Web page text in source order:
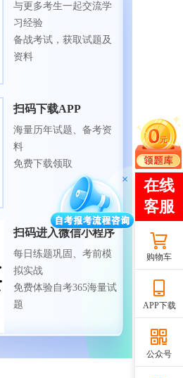
与更多考生一起交流学
习经验
备战考试，获取试题及
资料
扫码下载APP
海量历年试题、备考资
料
免费下载领取
扫码进入微信小程序
每日练题巩固、考前模
拟实战
免费体验自考365海量试
题
购物车
APP下载
公众号